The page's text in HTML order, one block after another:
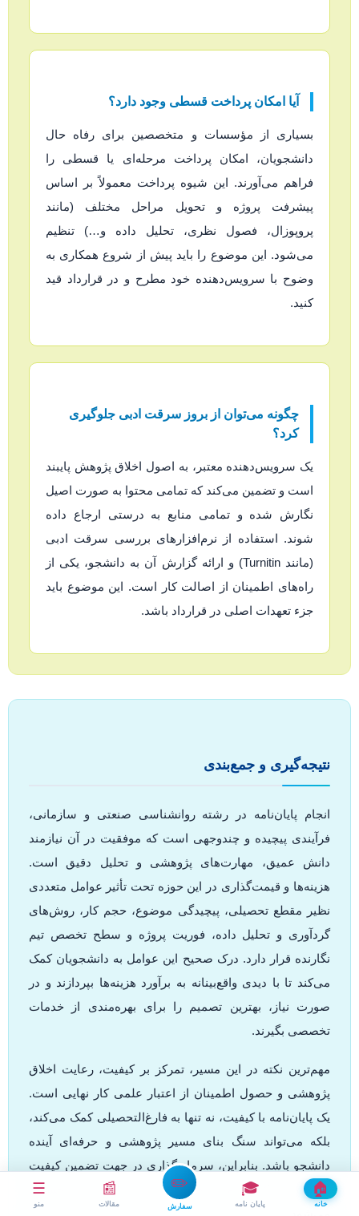
🏠
خانه
🎓
پایان نامه
✏️
سفارش
📰
مقالات
☰
منو
آیا امکان پرداخت قسطی وجود دارد؟
بسیاری از مؤسسات و متخصصین برای رفاه حال
دانشجویان، امکان پرداخت مرحله‌ای یا قسطی را
فراهم می‌آورند. این شیوه پرداخت معمولاً بر اساس
پیشرفت پروژه و تحویل مراحل مختلف (مانند
پروپوزال، فصول نظری، تحلیل داده و…) تنظیم
می‌شود. این موضوع را باید پیش از شروع همکاری به
وضوح با سرویس‌دهنده خود مطرح و در قرارداد قید
کنید.
چگونه می‌توان از بروز سرقت ادبی جلوگیری
کرد؟
یک سرویس‌دهنده معتبر، به اصول اخلاق پژوهش پایبند
است و تضمین می‌کند که تمامی محتوا به صورت اصیل
نگارش شده و تمامی منابع به درستی ارجاع داده
شوند. استفاده از نرم‌افزارهای بررسی سرقت ادبی
(مانند Turnitin) و ارائه گزارش آن به دانشجو، یکی از
راه‌های اطمینان از اصالت کار است. این موضوع باید
جزء تعهدات اصلی در قرارداد باشد.
نتیجه‌گیری و جمع‌بندی
انجام پایان‌نامه در رشته روانشناسی صنعتی و سازمانی،
فرآیندی پیچیده و چندوجهی است که موفقیت در آن نیازمند
دانش عمیق، مهارت‌های پژوهشی و تحلیل دقیق است.
هزینه‌ها و قیمت‌گذاری در این حوزه تحت تأثیر عوامل متعددی
نظیر مقطع تحصیلی، پیچیدگی موضوع، حجم کار، روش‌های
گردآوری و تحلیل داده، فوریت پروژه و سطح تخصص تیم
نگارنده قرار دارد. درک صحیح این عوامل به دانشجویان کمک
می‌کند تا با دیدی واقع‌بینانه به برآورد هزینه‌ها بپردازند و در
صورت نیاز، بهترین تصمیم را برای بهره‌مندی از خدمات
تخصصی بگیرند.
مهم‌ترین نکته در این مسیر، تمرکز بر کیفیت، رعایت اخلاق
پژوهشی و حصول اطمینان از اعتبار علمی کار نهایی است.
یک پایان‌نامه با کیفیت، نه تنها به فارغ‌التحصیلی کمک می‌کند،
بلکه می‌تواند سنگ بنای مسیر پژوهشی و حرفه‌ای آینده
دانشجو باشد. بنابراین، سرمایه‌گذاری در جهت تضمین کیفیت
پایان‌نامه، یک تصمیم هوشمندانه و بلندمدت محسوب